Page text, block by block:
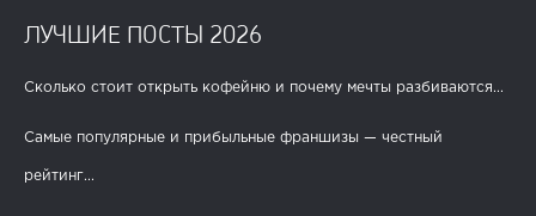
ЛУЧШИЕ ПОСТЫ 2026
Сколько стоит открыть кофейню и почему мечты разбиваются...
Самые популярные и прибыльные франшизы — честный
рейтинг...